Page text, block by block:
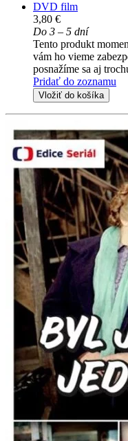
DVD film
3,80 €
Do 3 – 5 dní
Tento produkt
vám ho vieme
posnažíme sa aj
Pridať do zoznamu
Vložiť do košíka